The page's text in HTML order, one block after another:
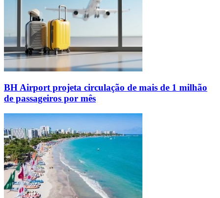
BH Airport projeta circulação de mais de 1 milhão
de passageiros por mês